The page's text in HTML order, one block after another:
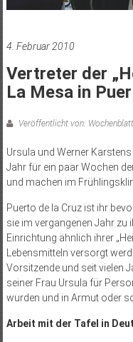
4. Februar 2010
Vertreter der
La Mesa in
Veröffentlicht von: Wochenblatt
Ursula und Werner
Jahr für ein paar Wochen
und machen im
Puerto de la Cruz ist ihr
sie im vergangenen Jahr zu
Einrichtung ähnlich ihrer
Lebensmitteln versorgt
Vorsitzende und seit vielen
seiner Frau Ursula für
wurden und in Armut oder
Arbeit mit der Tafel in